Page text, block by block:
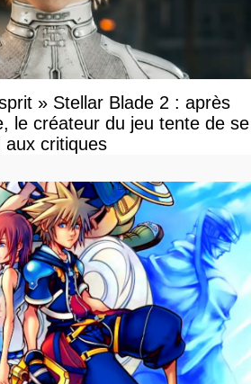
» Stellar Blade 2 : après
le créateur du jeu tente de se
aux critiques